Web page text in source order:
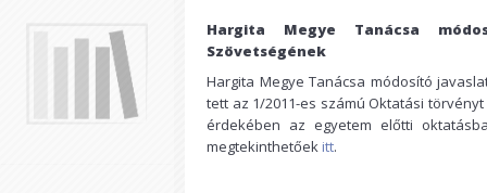
Hargita Megye Tanácsa
Szövetségének
Hargita Megye Tanácsa módosító
tett az 1/2011-es számú Oktatási
érdekében az egyetem előtti
megtekinthetőek itt.